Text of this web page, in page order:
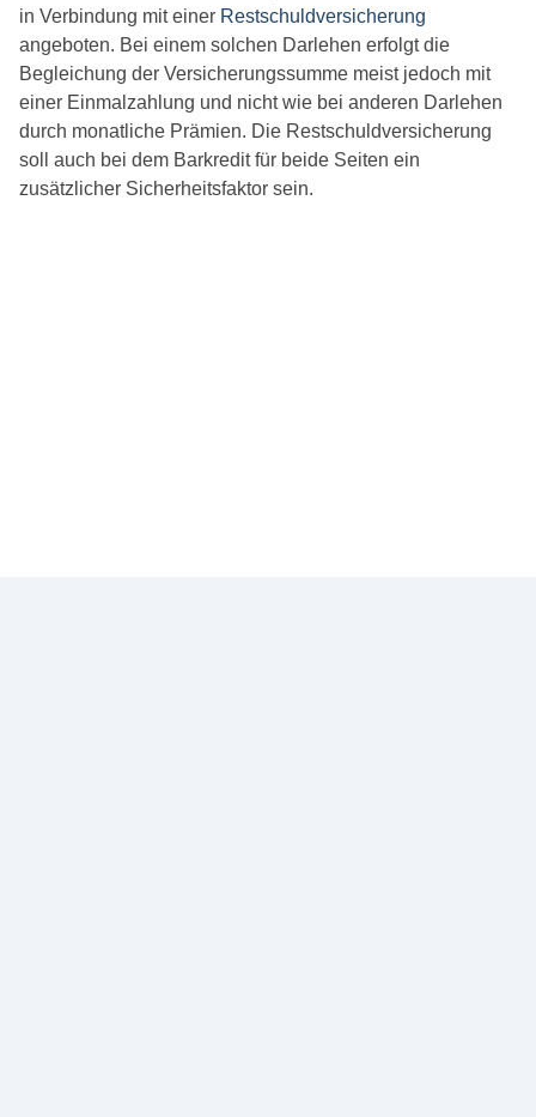
in Verbindung mit einer Restschuldversicherung
angeboten. Bei einem solchen Darlehen erfolgt die
Begleichung der Versicherungssumme meist jedoch mit
einer Einmalzahlung und nicht wie bei anderen Darlehen
durch monatliche Prämien. Die Restschuldversicherung
soll auch bei dem Barkredit für beide Seiten ein
zusätzlicher Sicherheitsfaktor sein.